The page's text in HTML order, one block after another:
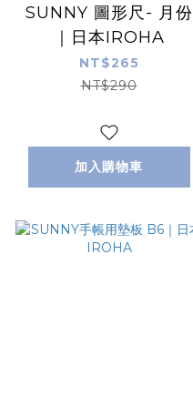
SUNNY 圖形尺- 月份
｜日本IROHA
NT$265
NT$290
加入購物車